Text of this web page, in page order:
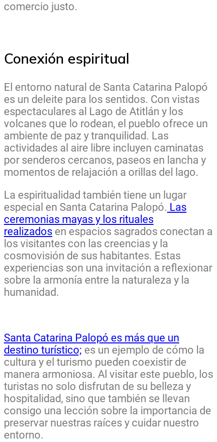
comercio justo.
Conexión espiritual
El entorno natural de Santa Catarina Palopó
es un deleite para los sentidos. Con vistas
espectaculares al Lago de Atitlán y los
volcanes que lo rodean, el pueblo ofrece un
ambiente de paz y tranquilidad. Las
actividades al aire libre incluyen caminatas
por senderos cercanos, paseos en lancha y
momentos de relajación a orillas del lago.
La espiritualidad también tiene un lugar
especial en Santa Catarina Palopó. Las
ceremonias mayas y los rituales
realizados en espacios sagrados conectan a
los visitantes con las creencias y la
cosmovisión de sus habitantes. Estas
experiencias son una invitación a reflexionar
sobre la armonía entre la naturaleza y la
humanidad.
Santa Catarina Palopó es más que un
destino turístico; es un ejemplo de cómo la
cultura y el turismo pueden coexistir de
manera armoniosa. Al visitar este pueblo, los
turistas no solo disfrutan de su belleza y
hospitalidad, sino que también se llevan
consigo una lección sobre la importancia de
preservar nuestras raíces y cuidar nuestro
entorno.